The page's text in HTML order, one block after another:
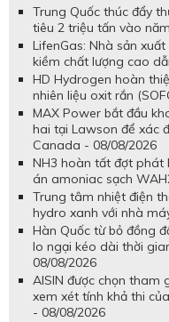
Trung Quốc thúc đẩy
tiêu 2 triệu tấn vào
LifenGas: Nhà sản
kiềm chất lượng cao
HD Hydrogen hoàn
nhiên liệu oxit rắn
MAX Power bắt đầu
hai tại Lawson để xác
Canada - 08/08/2026
NH3 hoàn tất đợt phát
án amoniac sạch
Trung tâm nhiệt điện
hydro xanh với nhà
Hàn Quốc từ bỏ đồng
lo ngại kéo dài thời
08/08/2026
AISIN được chọn tham
xem xét tính khả thi
- 08/08/2026